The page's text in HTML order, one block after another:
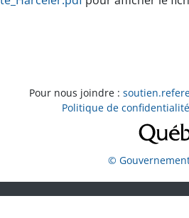
Pour nous joindre :
Politique de confidentialité
©